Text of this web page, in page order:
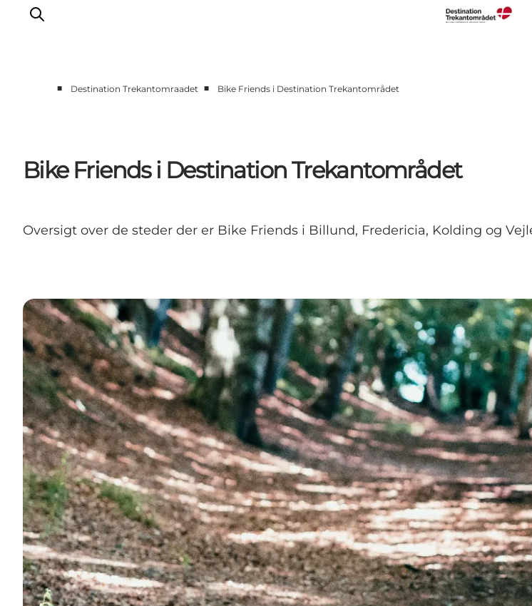
Det sker
Overnatning
Køb
■ Destination Trekantomraadet ■ Bike Friends i Destination Trekantområdet
Bike Friends i Destination Trekantområdet
Oversigt over de steder der er Bike Friends i Billund, Fredericia, Kolding og